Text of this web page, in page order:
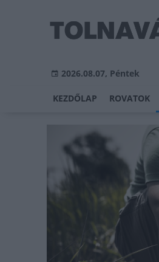
2026.08.07, Péntek
KEZDŐLAP ROVATOK